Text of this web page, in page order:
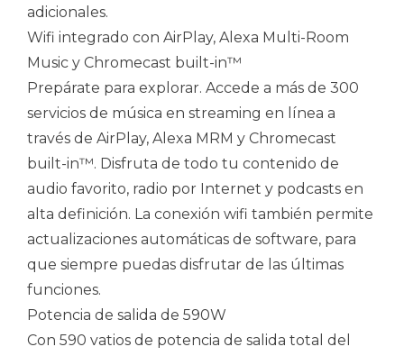
adicionales.
Wifi integrado con AirPlay, Alexa Multi-Room
Music y Chromecast built-in™
Prepárate para explorar. Accede a más de 300
servicios de música en streaming en línea a
través de AirPlay, Alexa MRM y Chromecast
built-in™. Disfruta de todo tu contenido de
audio favorito, radio por Internet y podcasts en
alta definición. La conexión wifi también permite
actualizaciones automáticas de software, para
que siempre puedas disfrutar de las últimas
funciones.
Potencia de salida de 590W
Con 590 vatios de potencia de salida total del